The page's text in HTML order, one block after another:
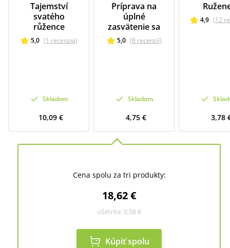
Tajemství
svatého
růžence
5,0 (1 recenzia)
Skladom
10,09 €
Príprava na
úplné
zasvätenie sa
5,0 (8 recenzií)
Skladom
4,75 €
4,9 (12
3,78
Cena spolu za tri produkty:
18,62 €
ušetríte: 0,58 €
Kúpiť spolu